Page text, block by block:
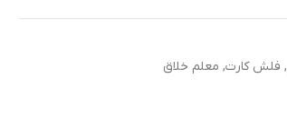
, فلش کارت, معلم خلاق